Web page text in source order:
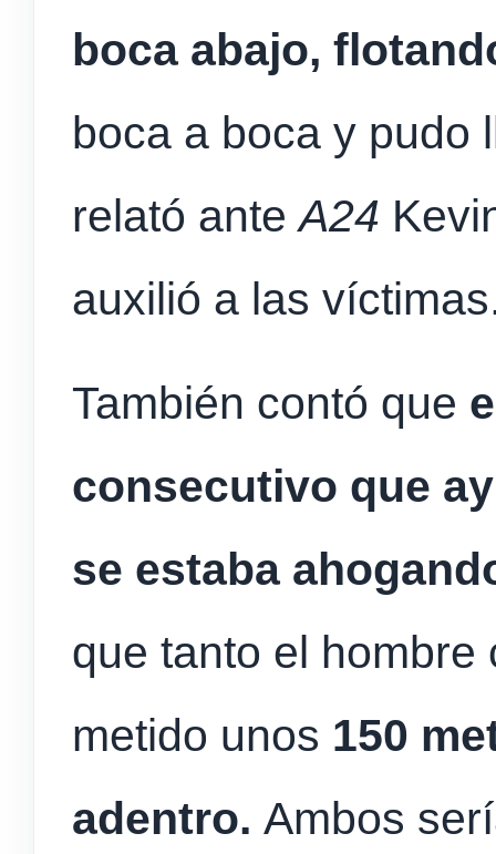
boca abajo,
boca a boca y pudo
relató anteA24
auxilió a las
También contó que
consecutivo que
se estaba
que tanto el
metido unos 150
adentro. Ambos